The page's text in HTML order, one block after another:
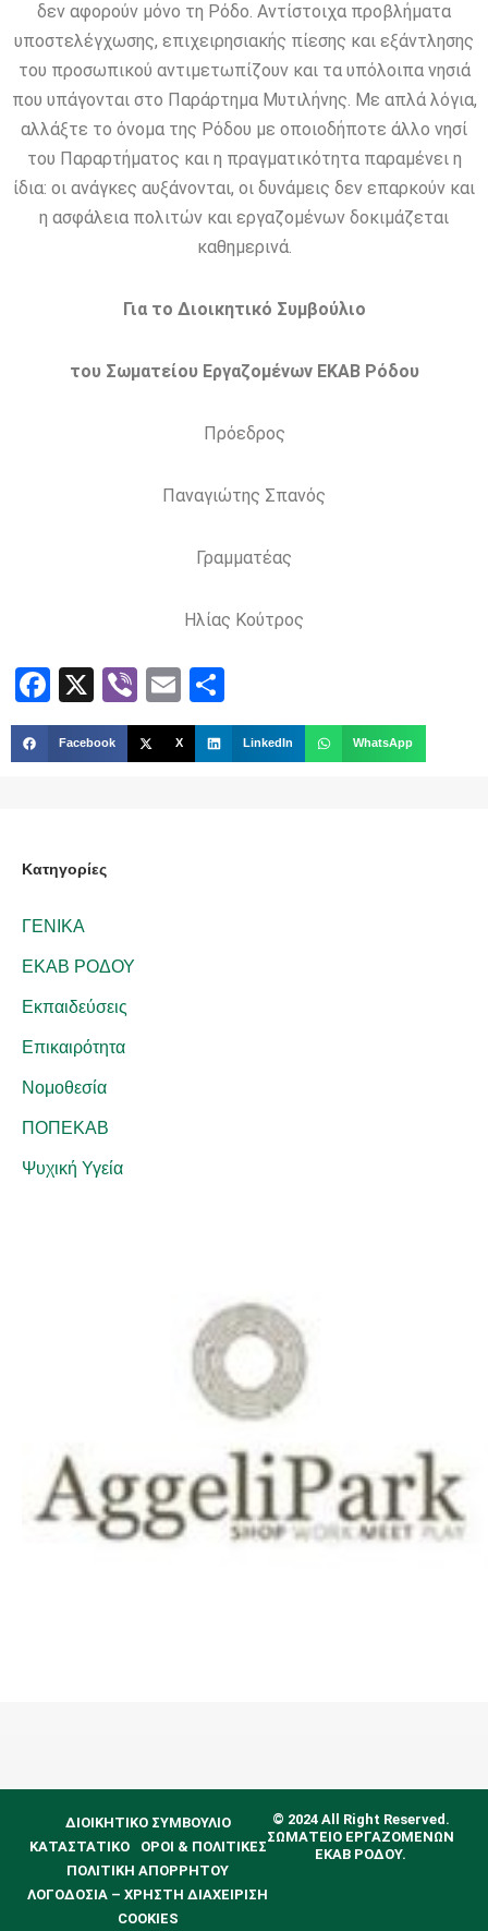
δεν αφορούν μόνο τη Ρόδο. Αντίστοιχα προβλήματα
υποστελέγχωσης, επιχειρησιακής πίεσης και εξάντλησης
του προσωπικού αντιμετωπίζουν και τα υπόλοιπα νησιά
που υπάγονται στο Παράρτημα Μυτιλήνης. Με απλά λόγια,
αλλάξτε το όνομα της Ρόδου με οποιοδήποτε άλλο νησί
του Παραρτήματος και η πραγματικότητα παραμένει η
ίδια: οι ανάγκες αυξάνονται, οι δυνάμεις δεν επαρκούν και
η ασφάλεια πολιτών και εργαζομένων δοκιμάζεται
καθημερινά.
Για το Διοικητικό Συμβούλιο
του Σωματείου Εργαζομένων ΕΚΑΒ Ρόδου
Πρόεδρος
Παναγιώτης Σπανός
Γραμματέας
Ηλίας Κούτρος
Facebook
X ViberEmail
Facebook X LinkedIn WhatsApp
Kατηγορίες
ΓΕΝΙΚΑ
ΕΚΑΒ ΡΟΔΟΥ
Εκπαιδεύσεις
Επικαιρότητα
Νομοθεσία
ΠΟΠΕΚΑΒ
Ψυχική Υγεία
© 2024 All Right Reserved.
ΣΩΜΑΤΕΙΟ ΕΡΓΑΖΟΜΕΝΩΝ
ΕΚΑΒ ΡΟΔΟΥ.
ΔΙΟΙΚΗΤΙΚΟ ΣΥΜΒΟΥΛΙΟ
ΚΑΤΑΣΤΑΤΙΚΟ
ΟΡΟΙ & ΠΟΛΙΤΙΚΕΣ
ΠΟΛΙΤΙΚΗ ΑΠΟΡΡΗΤΟΥ
ΛΟΓΟΔΟΣΙΑ – ΧΡΗΣΤΗ ΔΙΑΧΕΙΡΙΣΗ
COOKIES